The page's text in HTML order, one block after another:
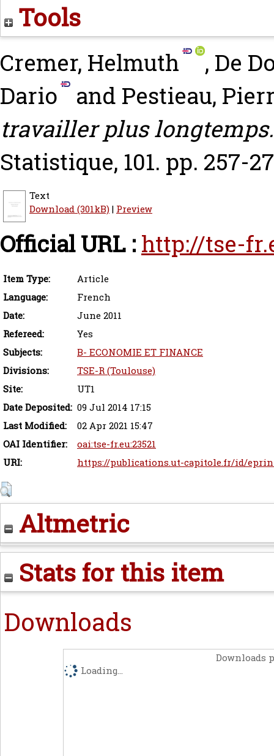
Tools
Cremer, Helmuth , De
Dario
and Pestieau,
travailler plus longtemps.
Statistique, 101. pp. 257-
Text
Download (301kB)| Preview
Official URL : http://tse-
Item Type:
Article
Language:
French
Date:
June 2011
Refereed:
Yes
Subjects:
B- ECONOMIE ET FINANCE
Divisions:
TSE-R (Toulouse)
Site:
UT1
Date Deposited: 09 Jul 2014 17:15
Last Modified:
02 Apr 2021 15:47
OAI Identifier:
oai:tse-fr.eu:23521
URI:
https://publications.ut-capitole.fr/id/
Altmetric
Stats for this item
Downloads
Downloads
Loading...